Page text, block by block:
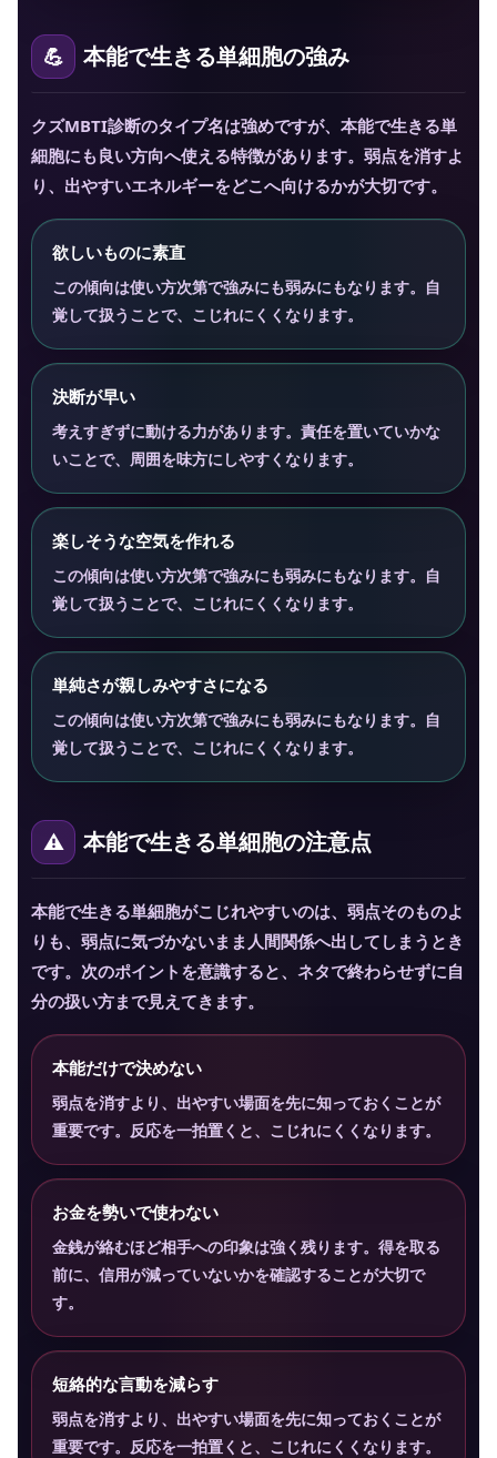
本能で生きる単細胞の強み
クズMBTI診断のタイプ名は強めですが、本能で生きる単
細胞にも良い方向へ使える特徴があります。弱点を消すよ
り、出やすいエネルギーをどこへ向けるかが大切です。
欲しいものに素直
この傾向は使い方次第で強みにも弱みにもなります。自
覚して扱うことで、こじれにくくなります。
決断が早い
考えすぎずに動ける力があります。責任を置いていかな
いことで、周囲を味方にしやすくなります。
楽しそうな空気を作れる
この傾向は使い方次第で強みにも弱みにもなります。自
覚して扱うことで、こじれにくくなります。
単純さが親しみやすさになる
この傾向は使い方次第で強みにも弱みにもなります。自
覚して扱うことで、こじれにくくなります。
本能で生きる単細胞の注意点
本能で生きる単細胞がこじれやすいのは、弱点そのものよ
りも、弱点に気づかないまま人間関係へ出してしまうとき
です。次のポイントを意識すると、ネタで終わらせずに自
分の扱い方まで見えてきます。
本能だけで決めない
弱点を消すより、出やすい場面を先に知っておくことが
重要です。反応を一拍置くと、こじれにくくなります。
お金を勢いで使わない
金銭が絡むほど相手への印象は強く残ります。得を取る
前に、信用が減っていないかを確認することが大切で
す。
短絡的な言動を減らす
弱点を消すより、出やすい場面を先に知っておくことが
重要です。反応を一拍置くと、こじれにくくなります。